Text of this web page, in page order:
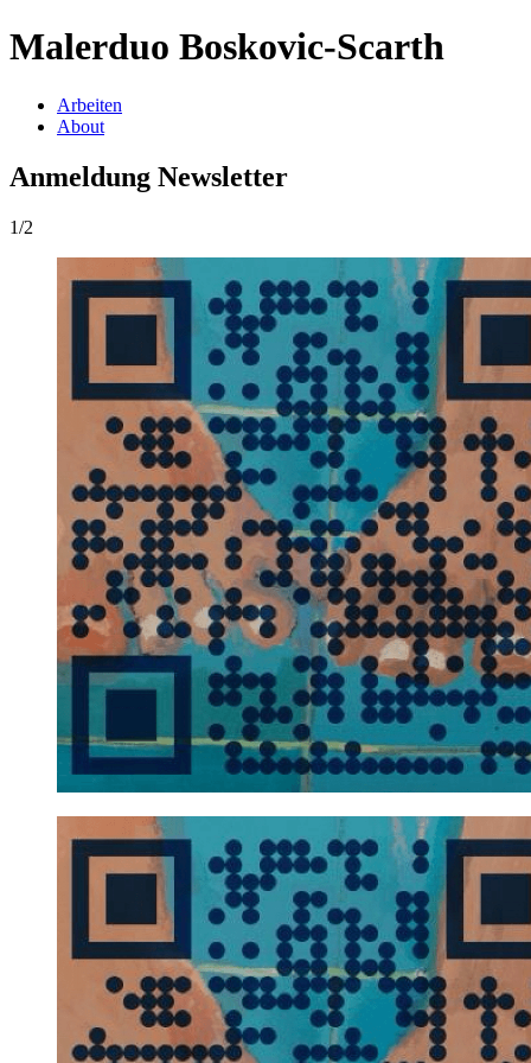
Malerduo Boskovic-Scarth
Arbeiten
About
Anmeldung Newsletter
1/2